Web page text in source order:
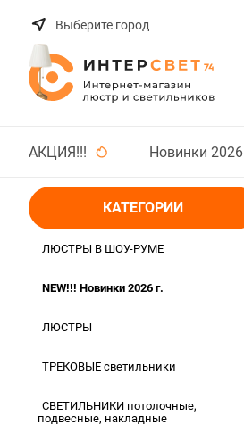
Выберите город
АКЦИЯ!!! Новинки 2026
КАТЕГОРИИ
ЛЮСТРЫ В ШОУ-РУМЕ
NEW!!! Новинки 2026 г.
ЛЮСТРЫ
ТРЕКОВЫЕ светильники
СВЕТИЛЬНИКИ потолочные,
подвесные, накладные